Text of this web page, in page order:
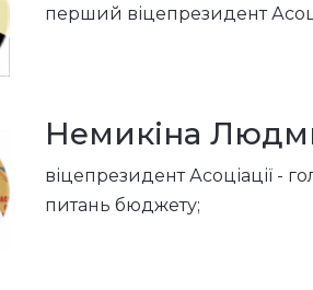
перший віцепрезидент
Немикіна
віцепрезидент Асоціації -
питань бюджету;